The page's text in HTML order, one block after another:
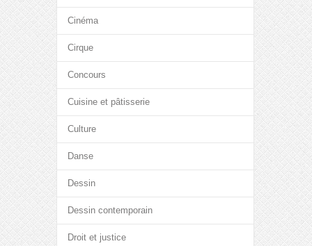
Cinéma
Cirque
Concours
Cuisine et pâtisserie
Culture
Danse
Dessin
Dessin contemporain
Droit et justice